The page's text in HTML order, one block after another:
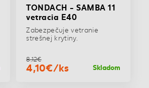
TONDACH - SAMBA 11
vetracia E40
Zabezpečuje vetranie
strešnej krytiny.
8,12€
4,10€/ks Skladom